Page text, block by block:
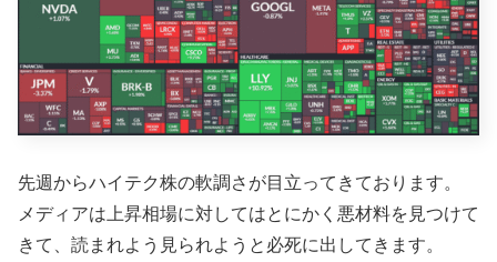
先週からハイテク株の軟調さが目立ってきております。
メディアは上昇相場に対してはとにかく悪材料を見つけて
きて、読まれよう見られようと必死に出してきます。